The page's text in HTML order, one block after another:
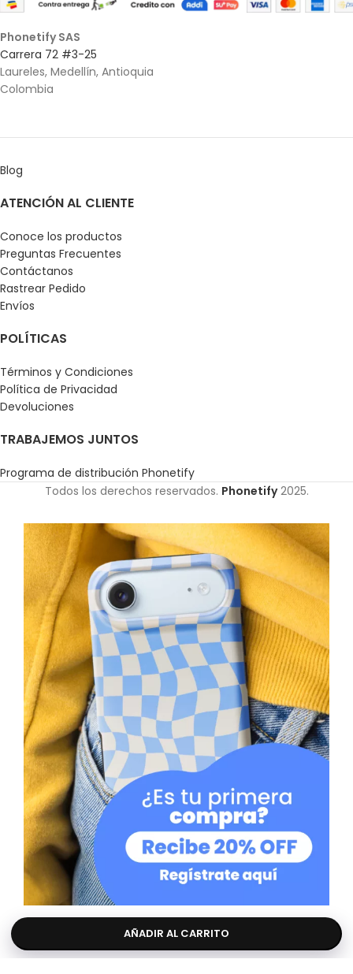
AÑADIR AL CARRITO
Phonetify SAS
Carrera 72 #3-25
Laureles, Medellín, Antioquia
Colombia
Blog
ATENCIÓN AL CLIENTE
Conoce los productos
Preguntas Frecuentes
Contáctanos
Rastrear Pedido
Envíos
POLÍTICAS
Términos y Condiciones
Política de Privacidad
Devoluciones
TRABAJEMOS JUNTOS
Programa de distribución Phonetify
Todos los derechos reservados. Phonetify2025.